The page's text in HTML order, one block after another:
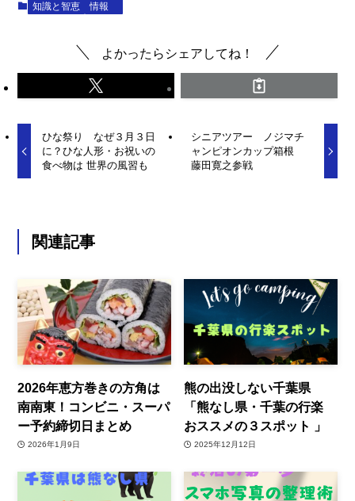
知識と智恵 情報
よかったらシェアしてね！
ひな祭り なぜ３月３日
に？ひな人形・お祝いの
食べ物は 世界の風習も
シニアツアー ノジマチ
ャンピオンカップ箱根
藤田寛之参戦
関連記事
2026年恵方巻きの方角は
南南東！コンビニ・スーパ
ー予約締切日まとめ
2026年1月9日
熊の出没しない千葉県
「熊なし県・千葉の行楽
おススメの３スポット 」
2025年12月12日